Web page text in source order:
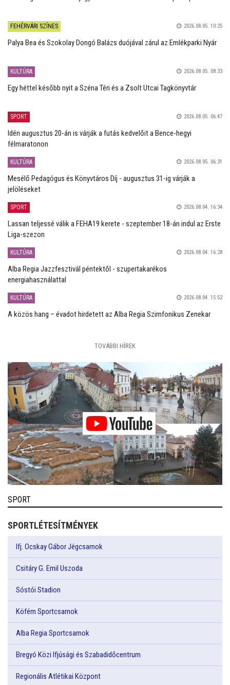
FEHÉRVÁRI SZÍNES 2026.08.05. 10:25
Palya Bea és Szokolay Dongó Balázs duójával zárul az Emlékparki Nyár
KULTÚRA 2026.08.05. 08:33
Egy héttel később nyit a Széna Téri és a Zsolt Utcai Tagkönyvtár
SPORT 2026.08.05. 06:47
Idén augusztus 20-án is várják a futás kedvelőit a Bence-hegyi
félmaratonon
KULTÚRA 2026.08.05. 06:31
Mesélő Pedagógus és Könyvtáros Díj - augusztus 31-ig várják a
jelöléseket
SPORT 2026.08.04. 16:34
Lassan teljessé válik a FEHA19 kerete - szeptember 18-án indul az Erste
Liga-szezon
KULTÚRA 2026.08.04. 16:28
Alba Regia Jazzfesztivál péntektől - szupertakarékos
energiahasználattal
KULTÚRA 2026.08.04. 15:52
A közös hang – évadot hirdetett az Alba Regia Szimfonikus Zenekar
TOVÁBBI HÍREK
SPORT
SPORTLÉTESÍTMÉNYEK
Ifj. Ocskay Gábor Jégcsarnok
Csitáry G. Emil Uszoda
Sóstói Stadion
Köfém Sportcsarnok
Alba Regia Sportcsarnok
Bregyó Közi Ifjúsági és Szabadidőcentrum
Regionális Atlétikai Központ